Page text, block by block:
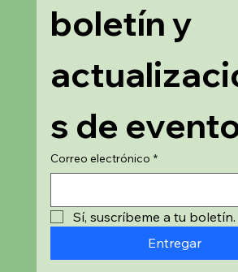
boletín y
s de
Correo electrónico *
Sí, suscríbeme a tu boletín.
Entregar